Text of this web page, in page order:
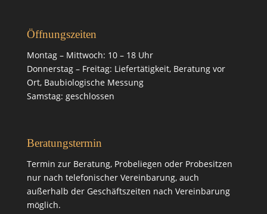
Öffnungszeiten
Montag – Mittwoch: 10 – 18 Uhr
Donnerstag – Freitag: Liefertätigkeit, Beratung vor
Ort, Baubiologische Messung
Samstag: geschlossen
Beratungstermin
Termin zur Beratung, Probeliegen oder Probesitzen
nur nach telefonischer Vereinbarung, auch
außerhalb der Geschäftszeiten nach Vereinbarung
möglich.